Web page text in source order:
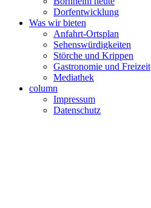
Dorfentwicklung
Was wir bieten
Anfahrt-Ortsplan
Sehenswürdigkeiten
Störche und Krippen
Gastronomie und Freizeit
Mediathek
column
Impressum
Datenschutz